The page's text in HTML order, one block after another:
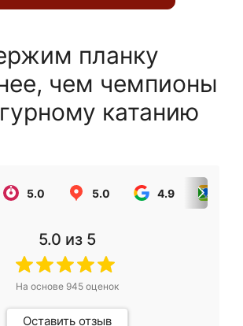
планку
чем чемпионы
катанию
5.0 5.0 4.9
5.0 из 5
На основе 945оценок
Оставить отзыв